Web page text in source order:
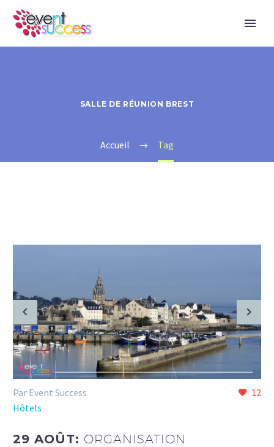
SALLE DE RÉUNION BREST
Accueil Tag
12
Par Event Success
Hôtels
29 AOÛT: ORGANISATION